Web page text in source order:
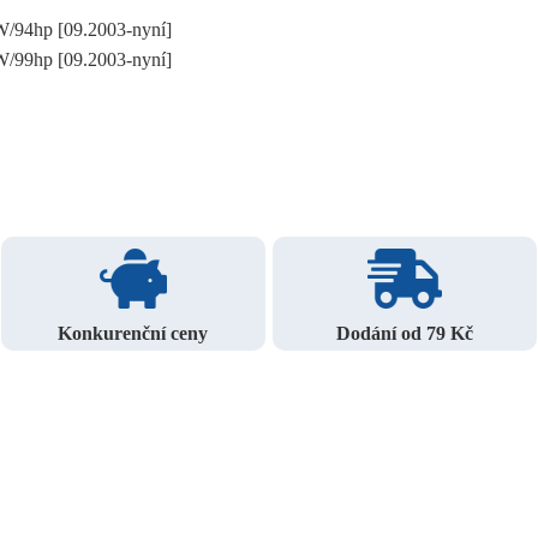
94hp [09.2003-nyní]
99hp [09.2003-nyní]
Konkurenční ceny Dodání od 79 Kč